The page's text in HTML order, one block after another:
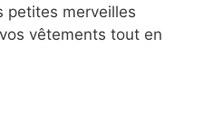
petites merveilles
vêtements tout en